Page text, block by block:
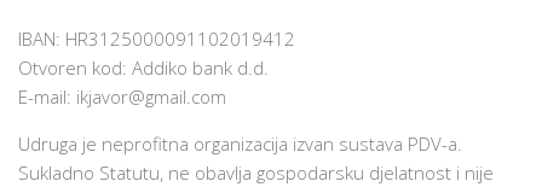
IBAN: HR3125000091102019412
Otvoren kod: Addiko bank d.d.
E-mail: ikjavor@gmail.com
Udruga je neprofitna organizacija izvan sustava PDV-a.
Sukladno Statutu, ne obavlja gospodarsku djelatnost i nije